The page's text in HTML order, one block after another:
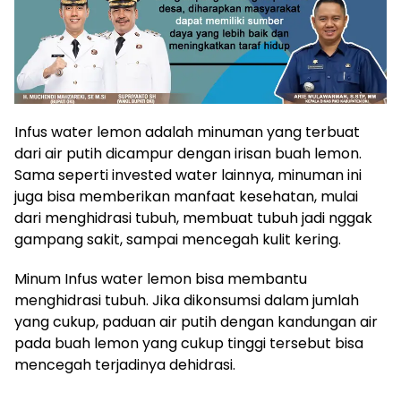
Infus water lemon adalah minuman yang terbuat
dari air putih dicampur dengan irisan buah lemon.
Sama seperti invested water lainnya, minuman ini
juga bisa memberikan manfaat kesehatan, mulai
dari menghidrasi tubuh, membuat tubuh jadi nggak
gampang sakit, sampai mencegah kulit kering.
Minum Infus water lemon bisa membantu
menghidrasi tubuh. Jika dikonsumsi dalam jumlah
yang cukup, paduan air putih dengan kandungan air
pada buah lemon yang cukup tinggi tersebut bisa
mencegah terjadinya dehidrasi.